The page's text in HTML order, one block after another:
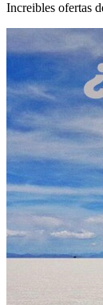
Increibles ofertas